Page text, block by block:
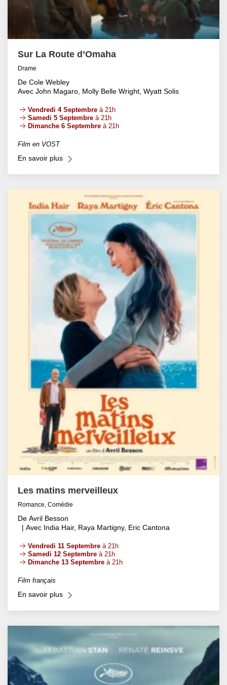
Sur La Route d’Omaha
Drame
De Cole Webley
Avec John Magaro, Molly Belle Wright, Wyatt Solis
Vendredi 4 Septembre à 21h
Samedi 5 Septembre à 21h
Dimanche 6 Septembre à 21h
Film en VOST
En savoir plus
Les matins merveilleux
Romance, Comédie
De Avril Besson
| Avec India Hair, Raya Martigny, Eric Cantona
Vendredi 11 Septembre à 21h
Samedi 12 Septembre à 21h
Dimanche 13 Septembre à 21h
Film français
En savoir plus